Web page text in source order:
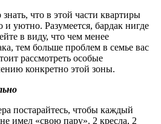
что в этой части квартиры
и уютно. Разумеется, бардак нигде
в виду, что чем менее
тем больше проблем в семье вас
рассмотреть особые
конкретно этой зоны.
постарайтесь, чтобы каждый
имел «свою пару». 2 кресла, 2